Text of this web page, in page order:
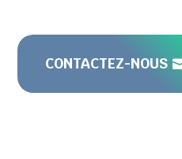
CONTACTEZ-NOUS